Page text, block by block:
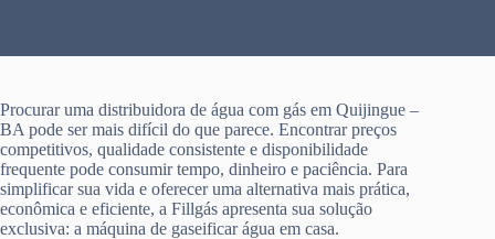
Procurar uma distribuidora de água com gás em Quijingue –
BA pode ser mais difícil do que parece. Encontrar preços
competitivos, qualidade consistente e disponibilidade
frequente pode consumir tempo, dinheiro e paciência. Para
simplificar sua vida e oferecer uma alternativa mais prática,
econômica e eficiente, a Fillgás apresenta sua solução
exclusiva: a máquina de gaseificar água em casa.